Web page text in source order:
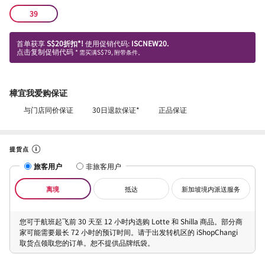
39
首单获享S$20折扣*! 使用促销代码: ISCNEW20.
点击复制促销代码 * 需买满S$79, 附带条件。
樟宜我爱购保证
与门店同价保证 30日退款保证* 正品保证
提货点
旅客用户 非旅客用户
离境 抵达 新加坡境内派送服务
您可于航班起飞前 30 天至 12 小时内选购 Lotte 和 Shilla 商品。部分商
家可能需要最长 72 小时的预订时间。请于出发转机区的 iShopChangi
取货点领取您的订单。恕不提供品牌纸袋。